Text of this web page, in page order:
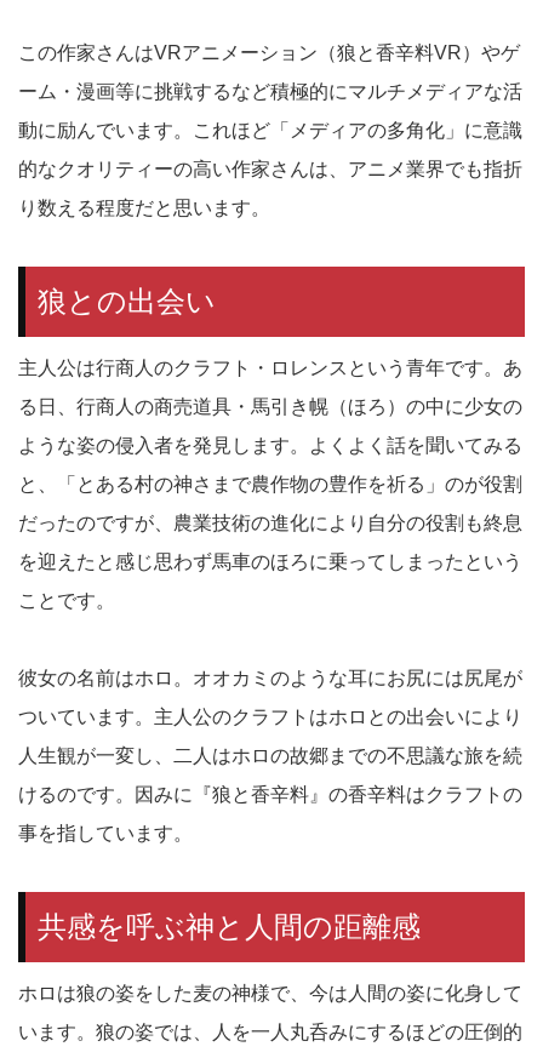
この作家さんはVRアニメーション（狼と香辛料VR）やゲ
ーム・漫画等に挑戦するなど積極的にマルチメディアな活
動に励んでいます。これほど「メディアの多角化」に意識
的なクオリティーの高い作家さんは、アニメ業界でも指折
り数える程度だと思います。
狼との出会い
主人公は行商人のクラフト・ロレンスという青年です。あ
る日、行商人の商売道具・馬引き幌（ほろ）の中に少女の
ような姿の侵入者を発見します。よくよく話を聞いてみる
と、「とある村の神さまで農作物の豊作を祈る」のが役割
だったのですが、農業技術の進化により自分の役割も終息
を迎えたと感じ思わず馬車のほろに乗ってしまったという
ことです。
彼女の名前はホロ。オオカミのような耳にお尻には尻尾が
ついています。主人公のクラフトはホロとの出会いにより
人生観が一変し、二人はホロの故郷までの不思議な旅を続
けるのです。因みに『狼と香辛料』の香辛料はクラフトの
事を指しています。
共感を呼ぶ神と人間の距離感
ホロは狼の姿をした麦の神様で、今は人間の姿に化身して
います。狼の姿では、人を一人丸呑みにするほどの圧倒的